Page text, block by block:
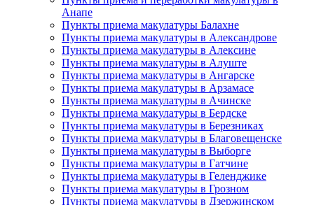
Анапе
Пункты приема макулатуры Балахне
Пункты приема макулатуры в Александрове
Пункты приема макулатуры в Алексине
Пункты приема макулатуры в Алуште
Пункты приема макулатуры в Ангарске
Пункты приема макулатуры в Арзамасе
Пункты приема макулатуры в Ачинске
Пункты приема макулатуры в Бердске
Пункты приема макулатуры в Березниках
Пункты приема макулатуры в Благовещенске
Пункты приема макулатуры в Выборге
Пункты приема макулатуры в Гатчине
Пункты приема макулатуры в Геленджике
Пункты приема макулатуры в Грозном
Пункты приема макулатуры в Дзержинском